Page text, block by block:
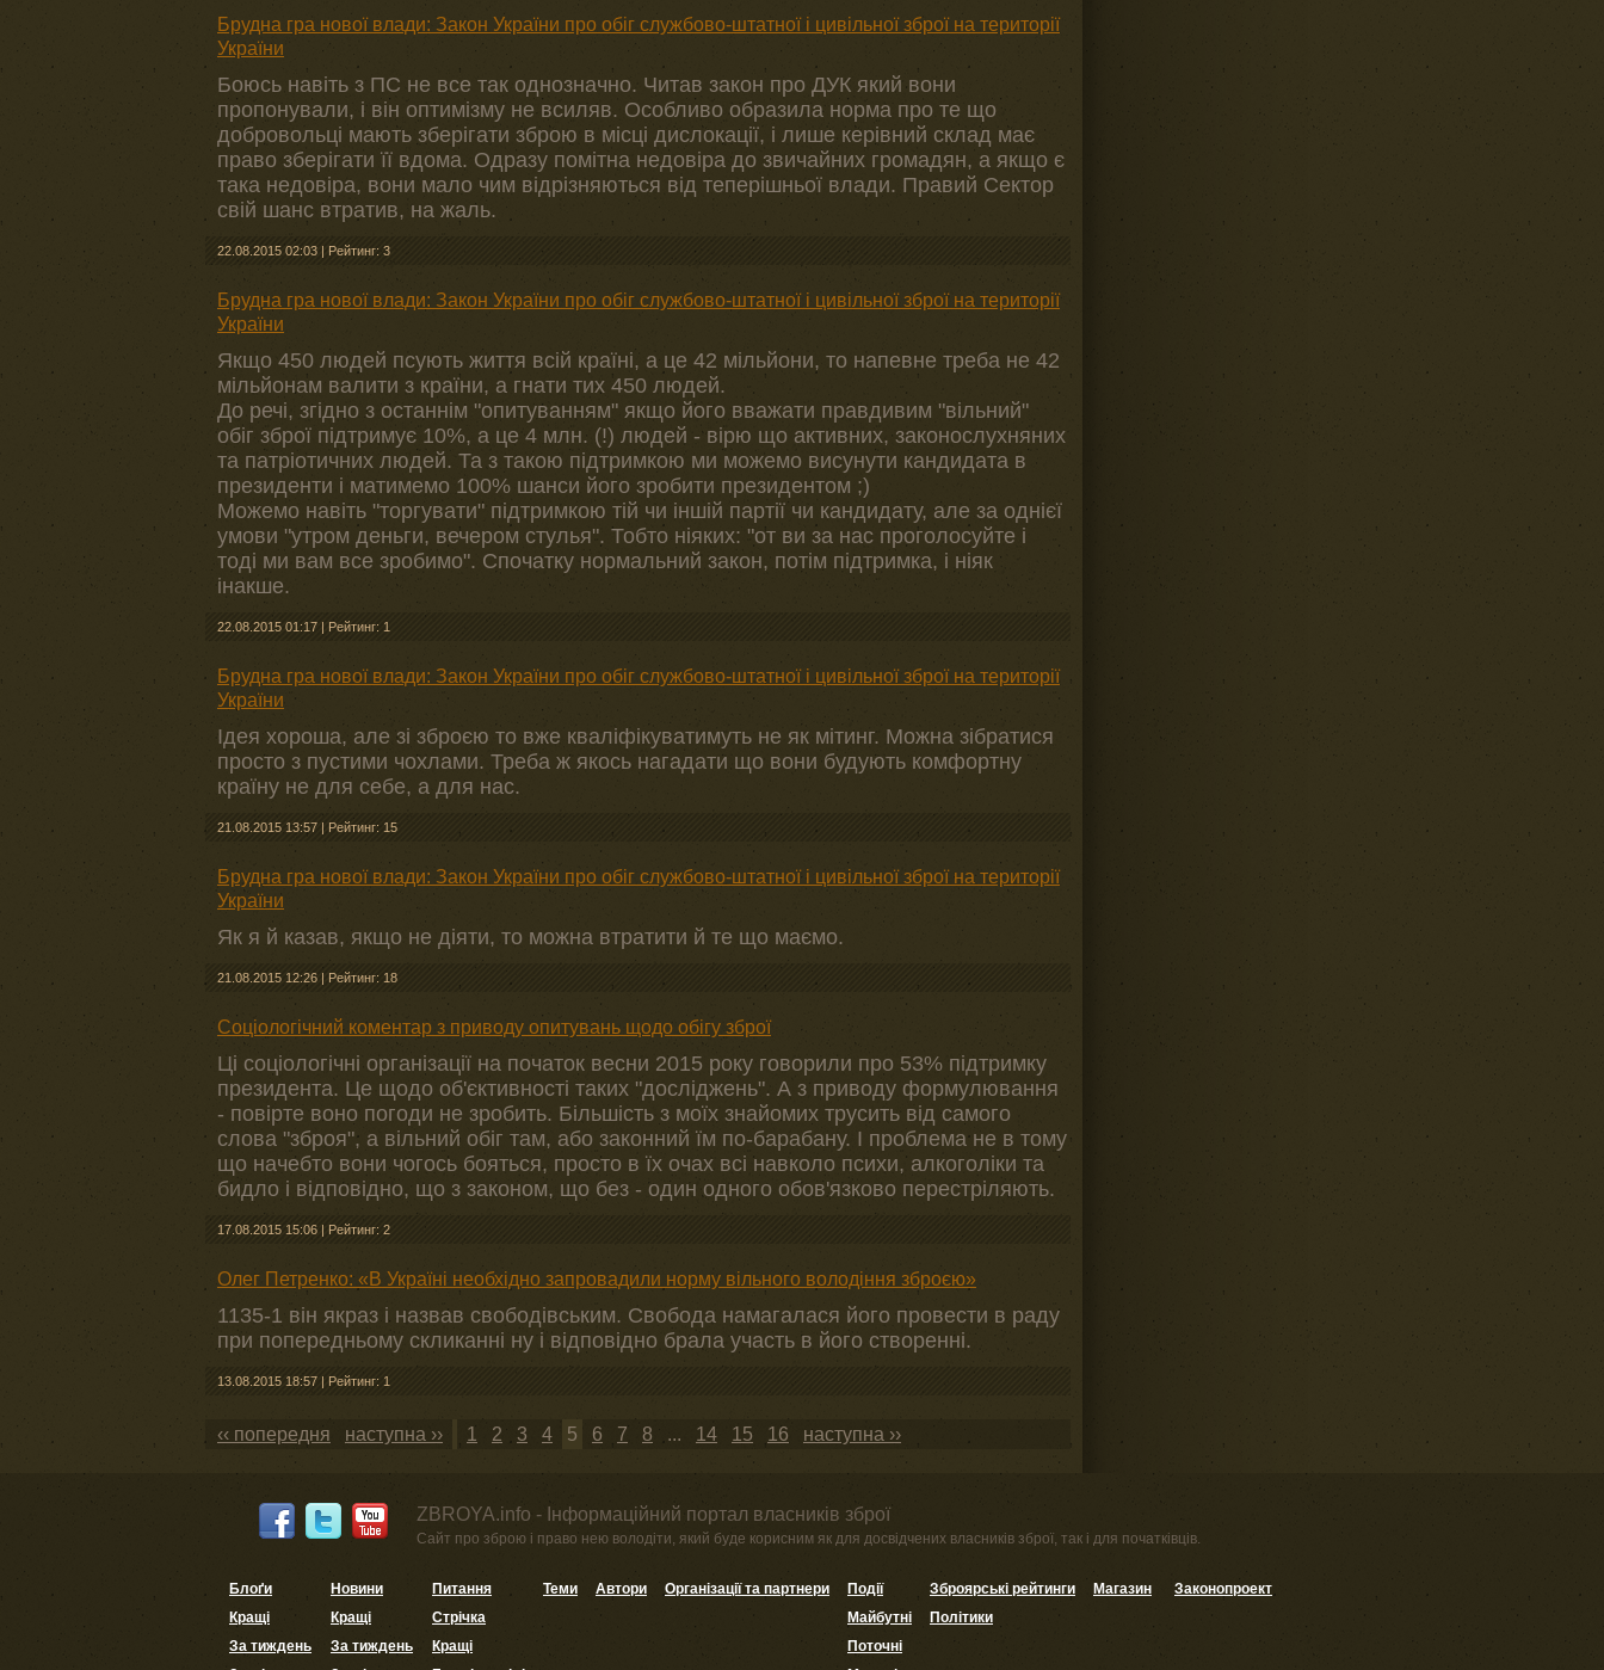
Брудна гра нової влади: Закон України про обіг службово-штатної і цивільної зброї на території
України
Боюсь навіть з ПС не все так однозначно. Читав закон про ДУК який вони
пропонували, і він оптимізму не всиляв. Особливо образила норма про те що
добровольці мають зберігати зброю в місці дислокації, і лише керівний склад має
право зберігати її вдома. Одразу помітна недовіра до звичайних громадян, а якщо є
така недовіра, вони мало чим відрізняються від теперішньої влади. Правий Сектор
свій шанс втратив, на жаль.
22.08.2015 02:03 | Рейтинг: 3
Брудна гра нової влади: Закон України про обіг службово-штатної і цивільної зброї на території
України
Якщо 450 людей псують життя всій країні, а це 42 мільйони, то напевне треба не 42
мільйонам валити з країни, а гнати тих 450 людей.
До речі, згідно з останнім "опитуванням" якщо його вважати правдивим "вільний"
обіг зброї підтримує 10%, а це 4 млн. (!) людей - вірю що активних, законослухняних
та патріотичних людей. Та з такою підтримкою ми можемо висунути кандидата в
президенти і матимемо 100% шанси його зробити президентом ;)
Можемо навіть "торгувати" підтримкою тій чи іншій партії чи кандидату, але за однієї
умови "утром деньги, вечером стулья". Тобто ніяких: "от ви за нас проголосуйте і
тоді ми вам все зробимо". Спочатку нормальний закон, потім підтримка, і ніяк
інакше.
22.08.2015 01:17 | Рейтинг: 1
Брудна гра нової влади: Закон України про обіг службово-штатної і цивільної зброї на території
України
Ідея хороша, але зі зброєю то вже кваліфікуватимуть не як мітинг. Можна зібратися
просто з пустими чохлами. Треба ж якось нагадати що вони будують комфортну
країну не для себе, а для нас.
21.08.2015 13:57 | Рейтинг: 15
Брудна гра нової влади: Закон України про обіг службово-штатної і цивільної зброї на території
України
Як я й казав, якщо не діяти, то можна втратити й те що маємо.
21.08.2015 12:26 | Рейтинг: 18
Соціологічний коментар з приводу опитувань щодо обігу зброї
Ці соціологічні організації на початок весни 2015 року говорили про 53% підтримку
президента. Це щодо об'єктивності таких "досліджень". А з приводу формулювання
- повірте воно погоди не зробить. Більшість з моїх знайомих трусить від самого
слова "зброя", а вільний обіг там, або законний їм по-барабану. І проблема не в тому
що начебто вони чогось бояться, просто в їх очах всі навколо психи, алкоголіки та
бидло і відповідно, що з законом, що без - один одного обов'язково перестріляють.
17.08.2015 15:06 | Рейтинг: 2
Олег Петренко: «В Україні необхідно запровадили норму вільного володіння зброєю»
1135-1 він якраз і назвав свободівським. Свобода намагалася його провести в раду
при попередньому скликанні ну і відповідно брала участь в його створенні.
13.08.2015 18:57 | Рейтинг: 1
‹‹ попередня наступна ›› 1 2 3 4 5 6 7 8 ... 14 15 16 наступна ››
ZBROYA.info - Інформаційний портал власників зброї
Сайт про зброю і право нею володіти, який буде корисним як для досвідчених власників зброї, так і для початківців.
Блоґи
Кращі
За тиждень
Новини
Кращі
За тиждень
Питання
Стрічка
Кращі
Теми Автори Організації та партнери
Події
Майбутні
Поточні
Зброярські рейтинги
Політики
Магазин Законопроект